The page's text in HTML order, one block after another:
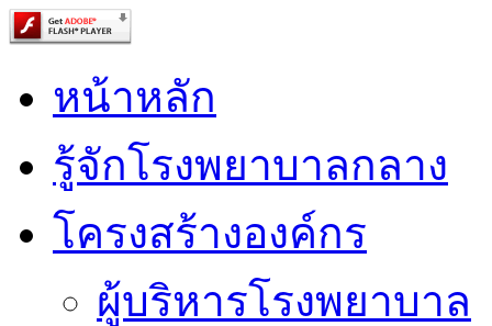
หน้าหลัก
รู้จักโรงพยาบาลกลาง
โครงสร้างองค์กร
ผู้บริหารโรงพยาบาล